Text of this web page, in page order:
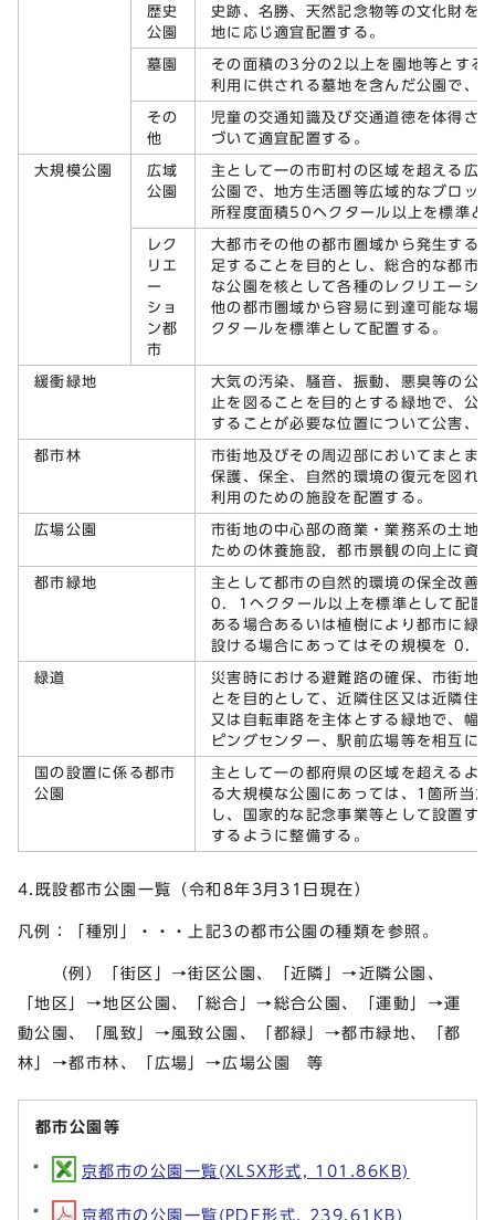
歴史
公園
史跡、名勝、天然記念物等の文化財を
地に応じ適宜配置する。
墓園
その面積の3分の2以上を園地等とする
利用に供される墓地を含んだ公園で、
その
他
児童の交通知識及び交通道徳を体得さ
づいて適宜配置する。
大規模公園
広域
公園
主として一の市町村の区域を超える広
公園で、地方生活圏等広域的なブロッ
所程度面積50ヘクタール以上を標準と
レク
リエ
ー
ショ
ン都
市
大都市その他の都市圏域から発生する
足することを目的とし、総合的な都市
な公園を核として各種のレクリエーシ
他の都市圏域から容易に到達可能な
クタールを標準として配置する。
緩衝緑地
大気の汚染、騒音、振動、悪臭等の公
止を図ることを目的とする緑地で、公
することが必要な位置について公害、
都市林
市街地及びその周辺部においてまとま
保護、保全、自然的環境の復元を図れ
利用のための施設を配置する。
広場公園
市街地の中心部の商業・業務系の土地
ための休養施設，都市景観の向上に資
都市緑地
主として都市の自然的環境の保全改善
0．1ヘクタール以上を標準として配置
ある場合あるいは植樹により都市に緑
設ける場合にあってはその規模を 0．
緑道
災害時における避難路の確保、市街地
とを目的として、近隣住区又は近隣住
又は自転車路を主体とする緑地で、幅
ピングセンター、駅前広場等を相互に
国の設置に係る都市
公園
主として一の都府県の区域を超えるよ
る大規模な公園にあっては、1箇所当
し、国家的な記念事業等として設置す
するように整備する。
4.既設都市公園一覧（令和8年3月31日現在）
凡例：「種別」・・・上記3の都市公園の種類を参照。
（例）「街区」→街区公園、「近隣」→近隣公園、
「地区」→地区公園、「総合」→総合公園、「運動」→運
動公園、「風致」→風致公園、「都緑」→都市緑地、「都
林」→都市林、「広場」→広場公園 等
都市公園等
京都市の公園一覧(XLSX形式, 101.86KB)
京都市の公園一覧(PDF形式, 239.61KB)